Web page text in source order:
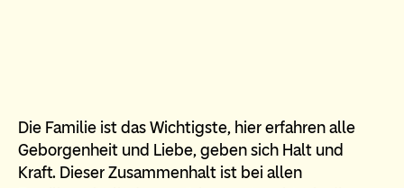
Die Familie ist das Wichtigste, hier erfahren alle
Geborgenheit und Liebe, geben sich Halt und
Kraft. Dieser Zusammenhalt ist bei allen